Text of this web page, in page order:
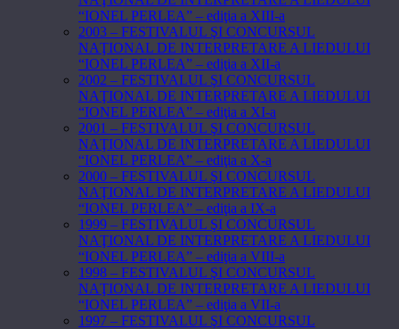
“IONEL PERLEA” – ediţia a XIII-a
2003 – FESTIVALUL ŞI CONCURSUL
NAŢIONAL DE INTERPRETARE A LIEDULUI
“IONEL PERLEA” – ediţia a XII-a
2002 – FESTIVALUL ŞI CONCURSUL
NAŢIONAL DE INTERPRETARE A LIEDULUI
“IONEL PERLEA” – ediţia a XI-a
2001 – FESTIVALUL ŞI CONCURSUL
NAŢIONAL DE INTERPRETARE A LIEDULUI
“IONEL PERLEA” – ediţia a X-a
2000 – FESTIVALUL ŞI CONCURSUL
NAŢIONAL DE INTERPRETARE A LIEDULUI
“IONEL PERLEA” – ediţia a IX-a
1999 – FESTIVALUL ŞI CONCURSUL
NAŢIONAL DE INTERPRETARE A LIEDULUI
“IONEL PERLEA” – ediţia a VIII-a
1998 – FESTIVALUL ŞI CONCURSUL
NAŢIONAL DE INTERPRETARE A LIEDULUI
“IONEL PERLEA” – ediţia a VII-a
1997 – FESTIVALUL ŞI CONCURSUL